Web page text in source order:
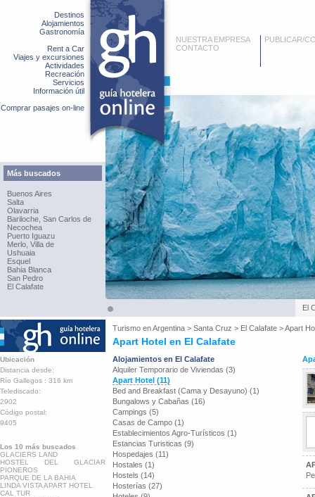
Destinos
Alojamientos
Gastronomía
Rent a Car
Viajes y excursiones
Actividades
Recreación
Servicios
Información útil
Comprar pasajes on-line
Más buscados
Buenos Aires
Salta
Olavarria
Bariloche, San Carlos de
Necochea
Puerto Iguazu
Merlo, Villa de
Ushuaia
Esquel
Bahia Blanca
San Pedro
El Calafate
NUESTRA EMPRESA
CONTACTO
PUBLICAR/
El
Turismo enArgentina > Santa Cruz > El Calafate >Apart
Apart Hotel en El Calafate
Ubicación
Distancia desde:
Río Gallegos : 316 km
Telediscado:
2902
Código postal:
9405
Los 10 más buscados
GLACIERS LAND
HOSTEL DEL GLACIAR
PIONEROS
PARQUE DE LA BAHIA
LINDA VISTA APART HOTEL
CAL TUR
Alojamientos en El Calafate
Alquiler Temporario de Viviendas (3)
Apart Hotel (11)
Bed and Breakfast (Cama y Desayuno) (1)
Bungalows y Cabañas (16)
Campings (5)
Casas de Campo (1)
Establecimientos Agro-Turísticos (1)
Estancias Turisticas (9)
Hospedajes (11)
Hostales (1)
Hostels (14)
Hosterías (27)